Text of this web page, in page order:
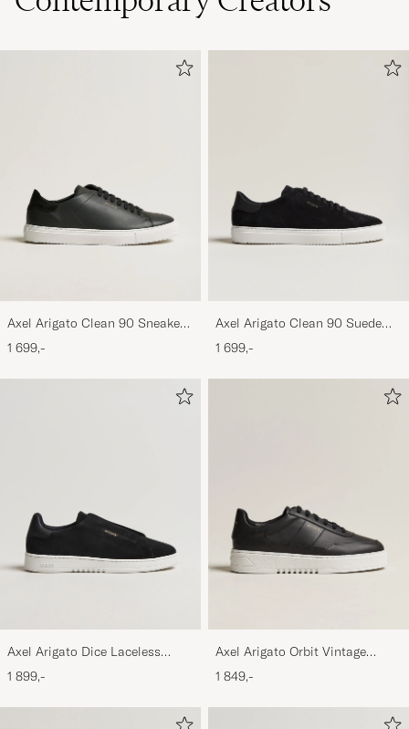
Axel Arigato Clean 90 Sneaker
Black
1 699,-
Axel Arigato Clean 90 Suede
Sneaker Black
1 699,-
Axel Arigato Dice Laceless
Suede Sneaker Black
1 899,-
Axel Arigato Orbit Vintage
Sneaker Black
1 849,-